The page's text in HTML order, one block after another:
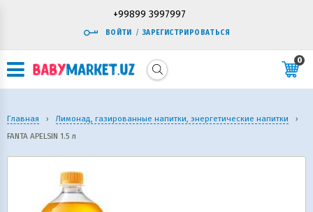
+99899 3997997
ВОЙТИ / ЗАРЕГИСТРИРОВАТЬСЯ
0
Главная › Лимонад, газированные напитки, энергетические напитки
›
FANTA APELSIN 1.5 л